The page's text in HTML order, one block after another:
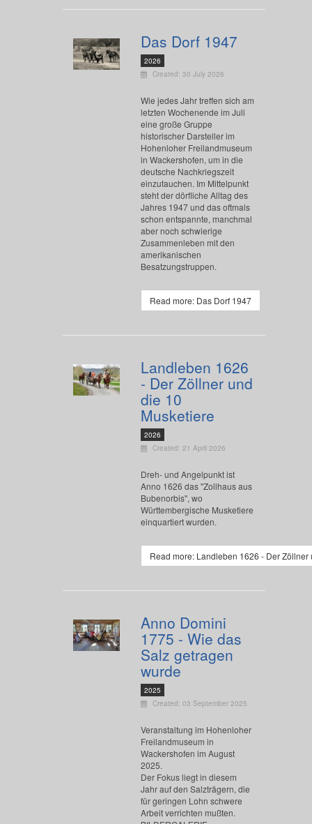
Das Dorf 1947
2026
Created: 30 July 2026
Wie jedes Jahr treffen sich am
letzten Wochenende im Juli
eine große Gruppe
historischer Darsteller im
Hohenloher Freilandmuseum
in Wackershofen, um in die
deutsche Nachkriegszeit
einzutauchen. Im Mittelpunkt
steht der dörfliche Alltag des
Jahres 1947 und das oftmals
schon entspannte, manchmal
aber noch schwierige
Zusammenleben mit den
amerikanischen
Besatzungstruppen.
Read more: Das Dorf 1947
Landleben 1626
- Der Zöllner und
die 10
Musketiere
2026
Created: 21 April 2026
Dreh- und Angelpunkt ist
Anno 1626 das "Zollhaus aus
Bubenorbis", wo
Württembergische Musketiere
einquartiert wurden.
Read more: Landleben 1626 - Der
Anno Domini
1775 - Wie das
Salz getragen
wurde
2025
Created: 03 September 2025
Veranstaltung im Hohenloher
Freilandmuseum in
Wackershofen im August
2025.
Der Fokus liegt in diesem
Jahr auf den Salzträgern, die
für geringen Lohn schwere
Arbeit verrichten mußten.